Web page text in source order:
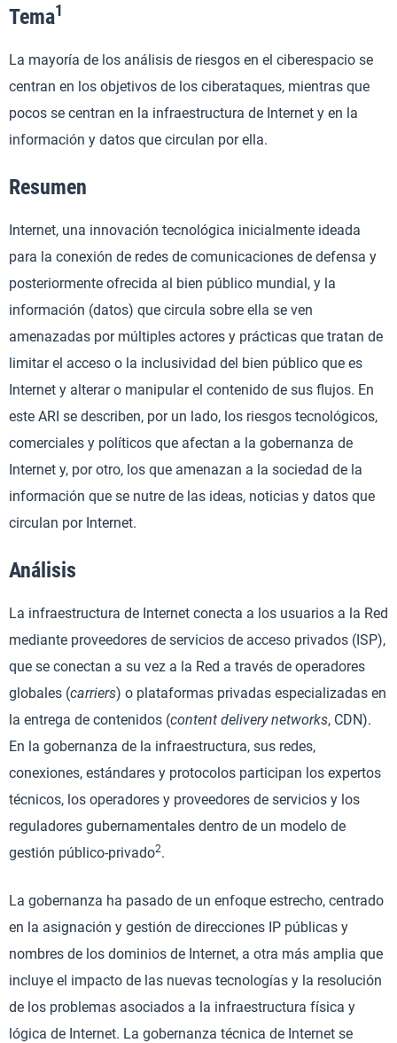
Tema1
La mayoría de los análisis de riesgos en el ciberespacio se
centran en los objetivos de los ciberataques, mientras que
pocos se centran en la infraestructura de Internet y en la
información y datos que circulan por ella.
Resumen
Internet, una innovación tecnológica inicialmente ideada
para la conexión de redes de comunicaciones de defensa y
posteriormente ofrecida al bien público mundial, y la
información (datos) que circula sobre ella se ven
amenazadas por múltiples actores y prácticas que tratan de
limitar el acceso o la inclusividad del bien público que es
Internet y alterar o manipular el contenido de sus flujos. En
este ARI se describen, por un lado, los riesgos tecnológicos,
comerciales y políticos que afectan a la gobernanza de
Internet y, por otro, los que amenazan a la sociedad de la
información que se nutre de las ideas, noticias y datos que
circulan por Internet.
Análisis
La infraestructura de Internet conecta a los usuarios a la Red
mediante proveedores de servicios de acceso privados (ISP),
que se conectan a su vez a la Red a través de operadores
globales (carriers) o plataformas privadas especializadas en
la entrega de contenidos (content delivery networks, CDN).
En la gobernanza de la infraestructura, sus redes,
conexiones, estándares y protocolos participan los expertos
técnicos, los operadores y proveedores de servicios y los
reguladores gubernamentales dentro de un modelo de
gestión público-privado2.
La gobernanza ha pasado de un enfoque estrecho, centrado
en la asignación y gestión de direcciones IP públicas y
nombres de los dominios de Internet, a otra más amplia que
incluye el impacto de las nuevas tecnologías y la resolución
de los problemas asociados a la infraestructura física y
lógica de Internet. La gobernanza técnica de Internet se